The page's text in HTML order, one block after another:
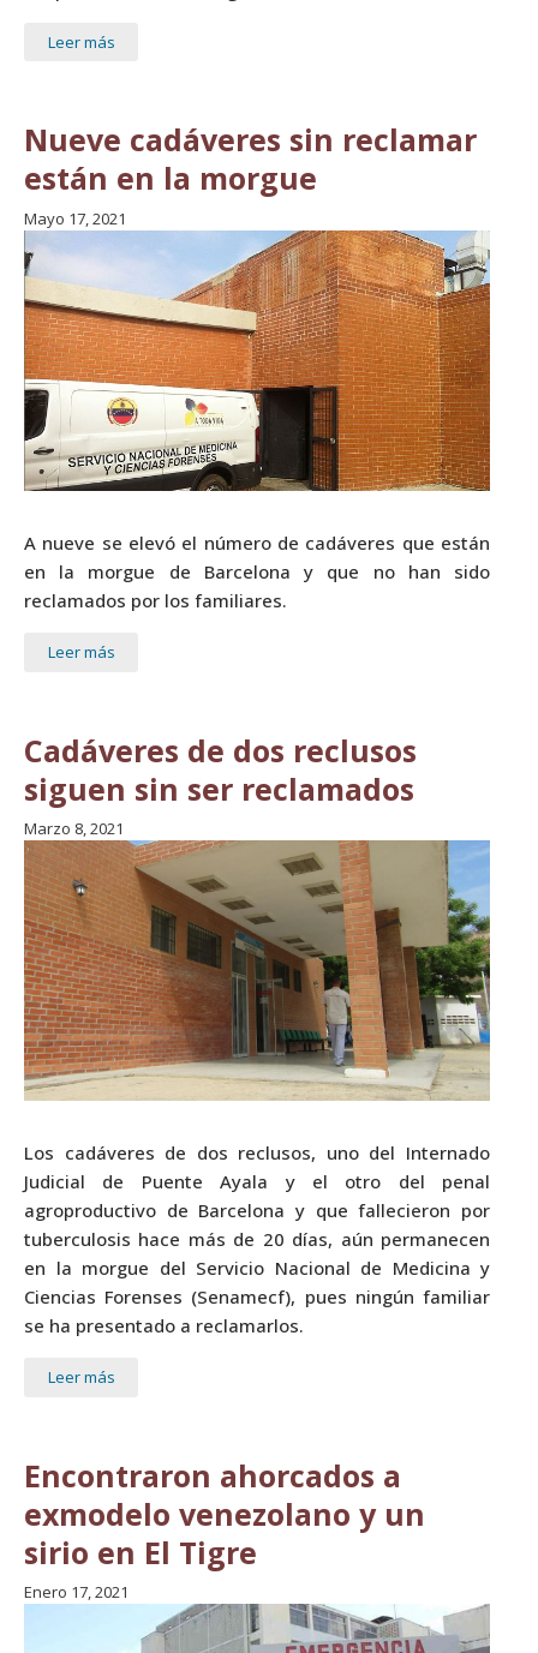
Leer más
Nueve cadáveres sin reclamar
están en la morgue
Mayo 17, 2021
A nueve se elevó el número de cadáveres que están
en la morgue de Barcelona y que no han sido
reclamados por los familiares.
Leer más
Cadáveres de dos reclusos
siguen sin ser reclamados
Marzo 8, 2021
Los cadáveres de dos reclusos, uno del Internado
Judicial de Puente Ayala y el otro del penal
agroproductivo de Barcelona y que fallecieron por
tuberculosis hace más de 20 días, aún permanecen
en la morgue del Servicio Nacional de Medicina y
Ciencias Forenses (Senamecf), pues ningún familiar
se ha presentado a reclamarlos.
Leer más
Encontraron ahorcados a
exmodelo venezolano y un
sirio en El Tigre
Enero 17, 2021